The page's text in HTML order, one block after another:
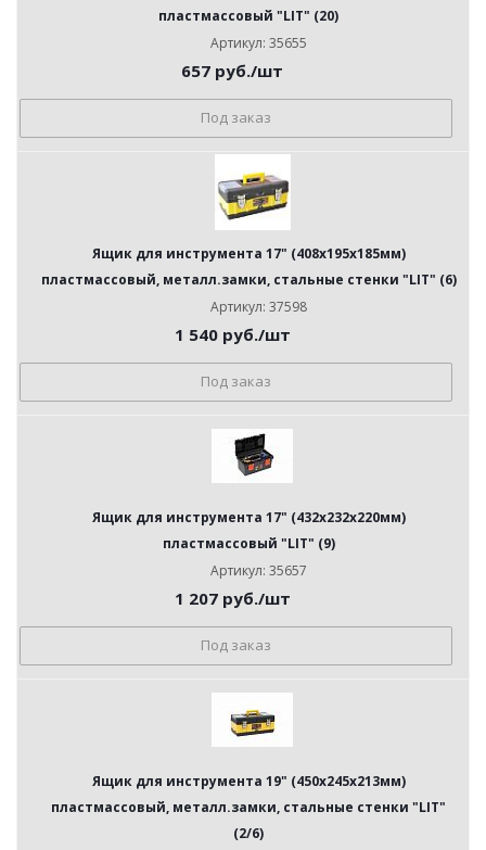
пластмассовый "LIT" (20)
Артикул: 35655
657 руб./шт
Под заказ
Ящик для инструмента 17" (408х195х185мм)
пластмассовый, металл.замки, стальные стенки "LIT" (6)
Артикул: 37598
1 540руб./шт
Под заказ
Ящик для инструмента 17" (432х232х220мм)
пластмассовый "LIT" (9)
Артикул: 35657
1 207руб./шт
Под заказ
Ящик для инструмента 19" (450х245х213мм)
пластмассовый, металл.замки, стальные стенки "LIT"
(2/6)